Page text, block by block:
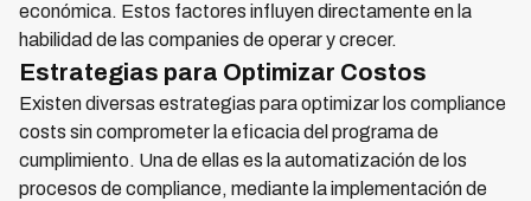
económica. Estos factores influyen directamente en la
habilidad de las companies de operar y crecer.
Estrategias para Optimizar Costos
Existen diversas estrategias para optimizar los compliance
costs sin comprometer la eficacia del programa de
cumplimiento. Una de ellas es la automatización de los
procesos de compliance, mediante la implementación de